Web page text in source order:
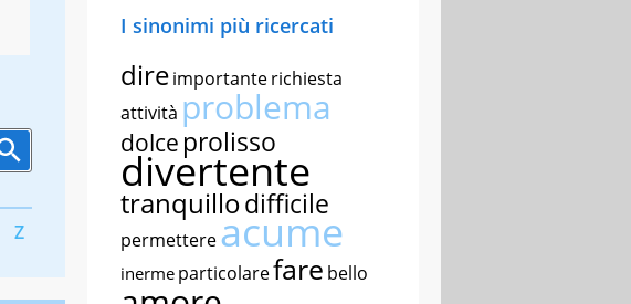
Z
I sinonimi più ricercati
direimportanterichiesta
attività problema
dolce prolisso
divertente
tranquillodifficile
permettereacume
inerme particolarefare bello